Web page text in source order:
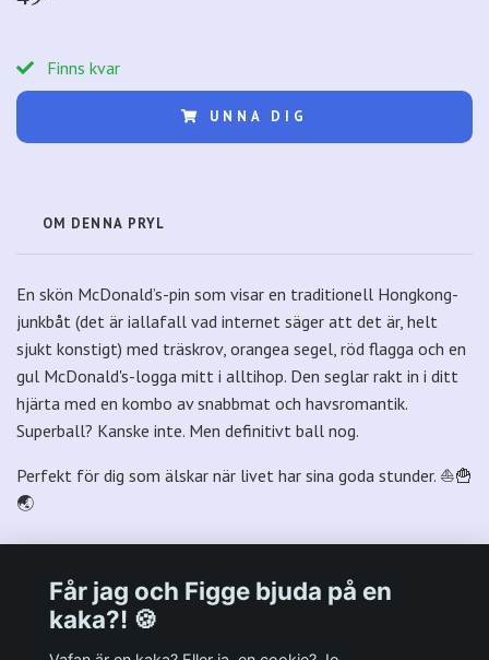
Finns kvar
UNNA DIG
OM DENNA PRYL
En skön McDonald’s-pin som visar en traditionell Hongkong-
junkbåt (det är iallafall vad internet säger att det är, helt
sjukt konstigt) med träskrov, orangea segel, röd flagga och en
gul McDonald's-logga mitt i alltihop. Den seglar rakt in i ditt
hjärta med en kombo av snabbmat och havsromantik.
Superball? Kanske inte. Men definitivt ball nog.
Perfekt för dig som älskar när livet har sina goda stunder. ⛵🍟
🌏
Får jag och Figge bjuda på en
kaka?! 🍪